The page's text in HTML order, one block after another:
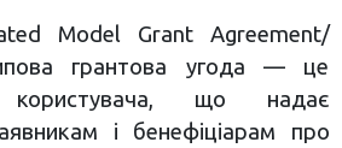
Model Grant Agreement/
грантова угода — це
користувача, що надає
і бенефіціарам про